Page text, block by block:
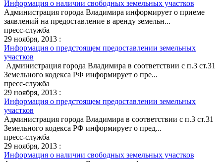
Информация о наличии свободных земельных участков
Администрация города Владимира информирует о приеме
заявлений на предоставление в аренду земельн...
пресс-служба
29 ноября, 2013 :
Информация о предстоящем предоставлении земельных
участков
Администрация города Владимира в соответствии с п.3 ст.31
Земельного кодекса РФ информирует о пре...
пресс-служба
29 ноября, 2013 :
Информация о предстоящем предоставлении земельных
участков
Администрация города Владимира в соответствии с п.3 ст.31
Земельного кодекса РФ информирует о пред...
пресс-служба
29 ноября, 2013 :
Информация о наличии свободных земельных участков